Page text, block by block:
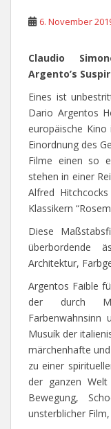
6. November
Claudio
Argento’s
Eines ist
Dario Argentos
europäische
Einordnung des
Filme einen so
stehen in einer
Alfred
Klassikern
Diese
überbordende
Architektur,
Argentos Faible
der durch
Musuík der
märchenhafte
zu einer
der ganzen
Bewegung,
unsterblicher